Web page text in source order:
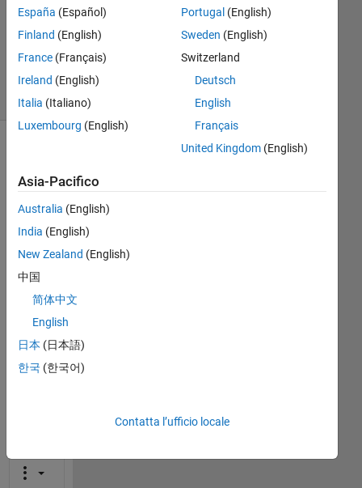
Aggiornato
20 Ago
3
Visualizzazioni
(30 giorni)
Questa
chiusa.
Riaprila
modificarla
o
per
rispondere.
España (Español)
Finland (English)
France (Français)
Ireland (English)
Italia (Italiano)
Luxembourg (English)
Portugal (English)
Sweden (English)
Switzerland
Deutsch
English
Français
United Kingdom(English)
Asia-Pacifico
Australia (English)
India (English)
New Zealand (English)
中国
简体中文
English
日本 (日本語)
한국 (한국어)
Contatta l’ufficio locale